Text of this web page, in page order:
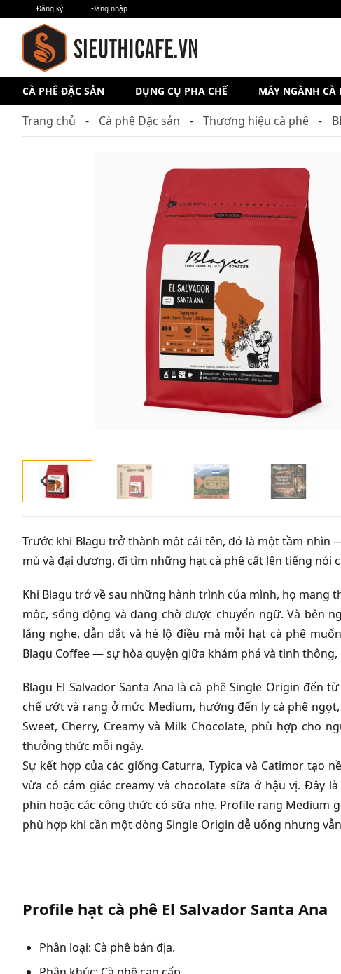
Đăng ký Đăng nhập
CÀ PHÊ ĐẶC SẢN DỤNG CỤ PHA CHẾ MÁY NGÀNH CÀ
Trang chủ Cà phê Đặc sản Thương hiệu cà phê
Trước khi Blagu trở thành một cái tên, đó là một tầm
mù và đại dương, đi tìm những hạt cà phê cất lên tiếng nói
Khi Blagu trở về sau những hành trình của mình, họ
mộc, sống động và đang chờ được chuyển ngữ. Và bên
lắng nghe, dẫn dắt và hé lộ điều mà mỗi hạt cà phê
Blagu Coffee — sự hòa quyện giữa khám phá và tinh
Blagu El Salvador Santa Ana là cà phê Single Origin đến
chế ướt và rang ở mức Medium, hướng đến ly cà phê
Sweet, Cherry, Creamy và Milk Chocolate, phù hợp cho
thưởng thức mỗi ngày.
Sự kết hợp của các giống Caturra, Typica và Catimor tạo
vừa có cảm giác creamy và chocolate sữa ở hậu vị. Đây
phin hoặc các công thức có sữa nhẹ. Profile rang Medium
phù hợp khi cần một dòng Single Origin dễ uống nhưng
Profile hạt cà phê El Salvador Santa Ana
Phân loại: Cà phê bản địa.